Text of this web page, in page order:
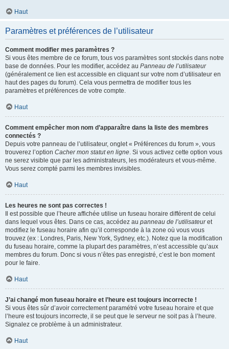
Haut
Paramètres et préférences de l’utilisateur
Comment modifier mes paramètres ?
Si vous êtes membre de ce forum, tous vos paramètres sont stockés dans notre
base de données. Pour les modifier, accédez au Panneau de l’utilisateur
(généralement ce lien est accessible en cliquant sur votre nom d’utilisateur en
haut des pages du forum). Cela vous permettra de modifier tous les
paramètres et préférences de votre compte.
Haut
Comment empêcher mon nom d’apparaître dans la liste des membres
connectés ?
Depuis votre panneau de l’utilisateur, onglet « Préférences du forum », vous
trouverez l’option Cacher mon statut en ligne. Si vous activez cette option vous
ne serez visible que par les administrateurs, les modérateurs et vous-même.
Vous serez compté parmi les membres invisibles.
Haut
Les heures ne sont pas correctes !
Il est possible que l’heure affichée utilise un fuseau horaire différent de celui
dans lequel vous êtes. Dans ce cas, accédez au panneau de l’utilisateuret
modifiez le fuseau horaire afin qu’il corresponde à la zone où vous vous
trouvez (ex : Londres, Paris, New York, Sydney, etc.). Notez que la modification
du fuseau horaire, comme la plupart des paramètres, n’est accessible qu’aux
membres du forum. Donc si vous n’êtes pas enregistré, c’est le bon moment
pour le faire.
Haut
J’ai changé mon fuseau horaire et l’heure est toujours incorrecte !
Si vous êtes sûr d’avoir correctement paramétré votre fuseau horaire et que
l’heure est toujours incorrecte, il se peut que le serveur ne soit pas à l’heure.
Signalez ce problème à un administrateur.
Haut